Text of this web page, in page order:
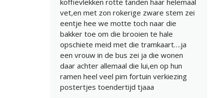
koffievlekken rotte tanden haar helemaal
vet,en met zon rokerige zware stem zei
eentje hee we motte toch naar die
bakker toe om die brooien te hale
opschiete meid met die tramkaart….ja
een vrouw in de bus zei ja die wonen
daar achter allemaal die lui,en op hun
ramen heel veel pim fortuin verkiezing
postertjes toendertijd tjaaa